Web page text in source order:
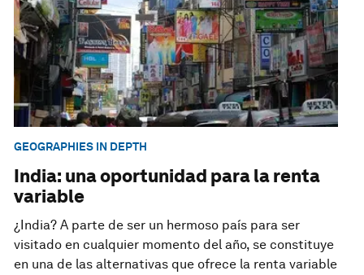
GEOGRAPHIES IN DEPTH
India: una oportunidad para la renta
variable
¿India? A parte de ser un hermoso país para ser
visitado en cualquier momento del año, se constituye
en una de las alternativas que ofrece la renta variable